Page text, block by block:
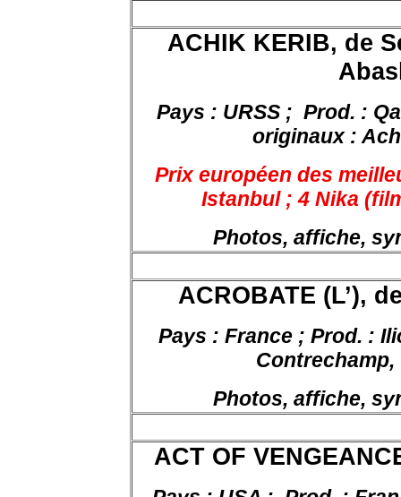
ACHIK KERIB, de
Pays : URSS ; Prod. :
originaux :
Prix européen des
Istanbul ; 4 Nika
Photos, affiche,
ACROBATE (L’),
Pays : France ; Prod. :
Contrechamp,
Photos, affiche,
ACT OF